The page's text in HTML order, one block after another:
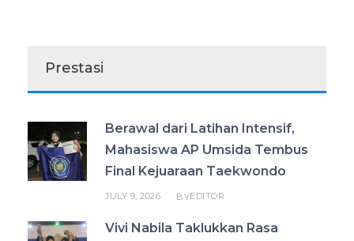
Prestasi
Berawal dari Latihan Intensif,
Mahasiswa AP Umsida Tembus
Final Kejuaraan Taekwondo
JULY 9, 2026 BYEDITOR
Vivi Nabila Taklukkan Rasa